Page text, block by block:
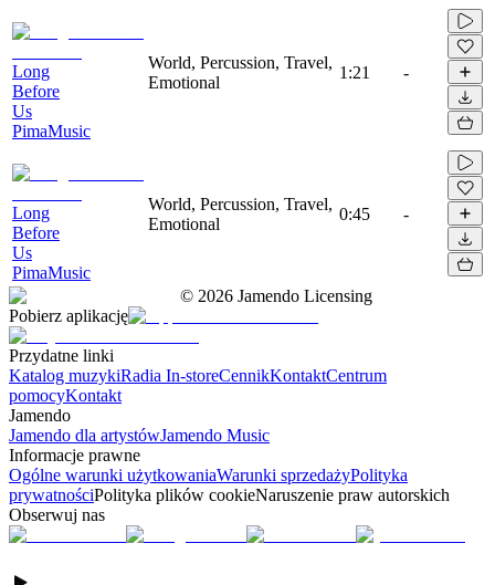
Long
Before
Us
PimaMusic
World, Percussion, Travel,
Emotional
1:21 -
Long
Before
Us
PimaMusic
World, Percussion, Travel,
Emotional
0:45 -
© 2026 Jamendo Licensing
Pobierz aplikację
Przydatne linki
Katalog muzykiRadia In-storeCennikKontaktCentrum
pomocyKontakt
Jamendo
Jamendo dla artystówJamendo Music
Informacje prawne
Ogólne warunki użytkowaniaWarunki sprzedażyPolityka
prywatnościPolityka plików cookieNaruszenie praw autorskich
Obserwuj nas